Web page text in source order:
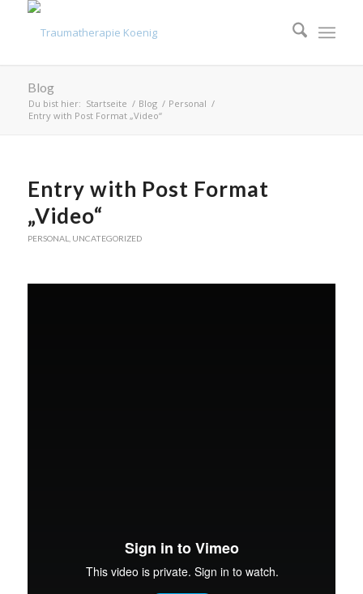
Blog
Du bist hier: Startseite / Blog / Personal /
Entry with Post Format „Video“
Entry with Post Format
„Video“
PERSONAL UNCATEGORIZED